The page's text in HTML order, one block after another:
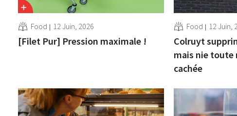
Food 12 Juin, 2026
[Filet Pur] Pression maximale !
Food 12 Juin,
Colruyt
mais nie
cachée